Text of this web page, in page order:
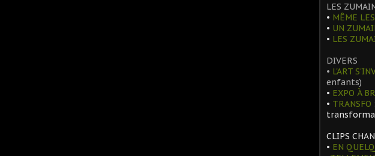
LES
• MÊME
• UN
• LES
DIVERS
• L'ART
enfants)
• EXPO À
• TRANSFO
CLIPS
• EN